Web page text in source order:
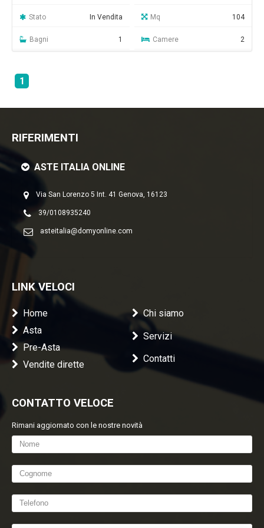
Stato In Vendita Mq 104
Bagni 1 Camere 2
1
RIFERIMENTI
ASTE ITALIA ONLINE
Via San Lorenzo 5 Int. 41 Genova, 16123
39/0108935240
asteitalia@domyonline.com
LINK VELOCI
Home
Asta
Pre-Asta
Vendite dirette
Chi siamo
Servizi
Contatti
CONTATTO VELOCE
Rimani aggiornato con le nostre novità